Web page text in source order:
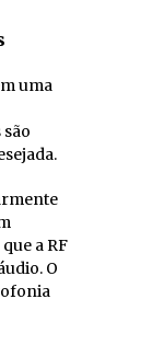
uma
a RF
O